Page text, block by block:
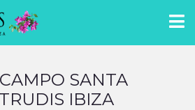
SANTA
IBIZA